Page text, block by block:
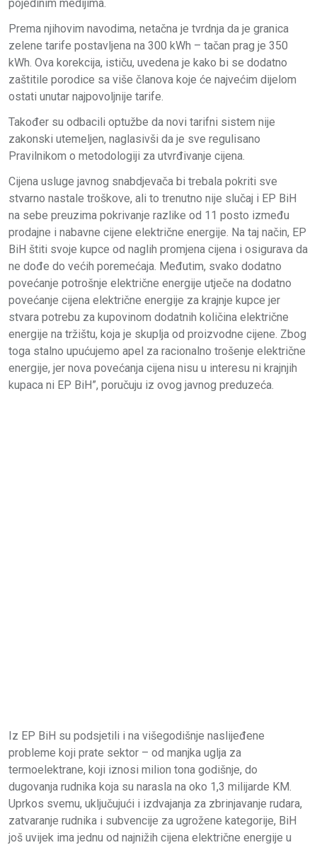
pojedinim medijima.
Prema njihovim navodima, netačna je tvrdnja da je granica
zelene tarife postavljena na 300 kWh – tačan prag je 350
kWh. Ova korekcija, ističu, uvedena je kako bi se dodatno
zaštitile porodice sa više članova koje će najvećim dijelom
ostati unutar najpovoljnije tarife.
Također su odbacili optužbe da novi tarifni sistem nije
zakonski utemeljen, naglasivši da je sve regulisano
Pravilnikom o metodologiji za utvrđivanje cijena.
Cijena usluge javnog snabdjevača bi trebala pokriti sve
stvarno nastale troškove, ali to trenutno nije slučaj i EP BiH
na sebe preuzima pokrivanje razlike od 11 posto između
prodajne i nabavne cijene električne energije. Na taj način, EP
BiH štiti svoje kupce od naglih promjena cijena i osigurava da
ne dođe do većih poremećaja. Međutim, svako dodatno
povećanje potrošnje električne energije utječe na dodatno
povećanje cijena električne energije za krajnje kupce jer
stvara potrebu za kupovinom dodatnih količina električne
energije na tržištu, koja je skuplja od proizvodne cijene. Zbog
toga stalno upućujemo apel za racionalno trošenje električne
energije, jer nova povećanja cijena nisu u interesu ni krajnjih
kupaca ni EP BiH”, poručuju iz ovog javnog preduzeća.
Iz EP BiH su podsjetili i na višegodišnje naslijeđene
probleme koji prate sektor – od manjka uglja za
termoelektrane, koji iznosi milion tona godišnje, do
dugovanja rudnika koja su narasla na oko 1,3 milijarde KM.
Uprkos svemu, uključujući i izdvajanja za zbrinjavanje rudara,
zatvaranje rudnika i subvencije za ugrožene kategorije, BiH
još uvijek ima jednu od najnižih cijena električne energije u